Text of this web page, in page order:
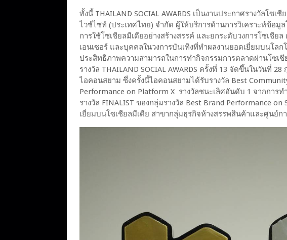
ทั้งนี้ THAILAND SOCIAL AWARDS เป็นงานประกาศรางวัลโ
ไวซ์ไซท์ (ประเทศไทย) จำกัด ผู้ให้บริการด้านการวิเคราะห์ข้อมู
การใช้โซเชียลมีเดียอย่างสร้างสรรค์ และยกระดับวงการโซเชี
เอนเซอร์ และบุคคลในวงการบันเทิงที่ทำผลงานยอดเยี่ยมบนโลก
ประสิทธิภาพความสามารถในการทำกิจกรรมการตลาดผ่านโซเ
รางวัล THAILAND SOCIAL AWARDS ครั้งที่ 13 จัดขึ้นในวันที่
ไอคอนสยาม ซึ่งครั้งนี้ไอคอนสยามได้รับรางวัล Best
Performance on Platform X รางวัลชนะเลิศอันดับ 1 จากการ
รางวัล FINALIST ของกลุ่มรางวัล Best Brand Performance
เยี่ยมบนโซเชียลมีเดีย สาขากลุ่มธุรกิจห้างสรรพสินค้าและศูนย์ก